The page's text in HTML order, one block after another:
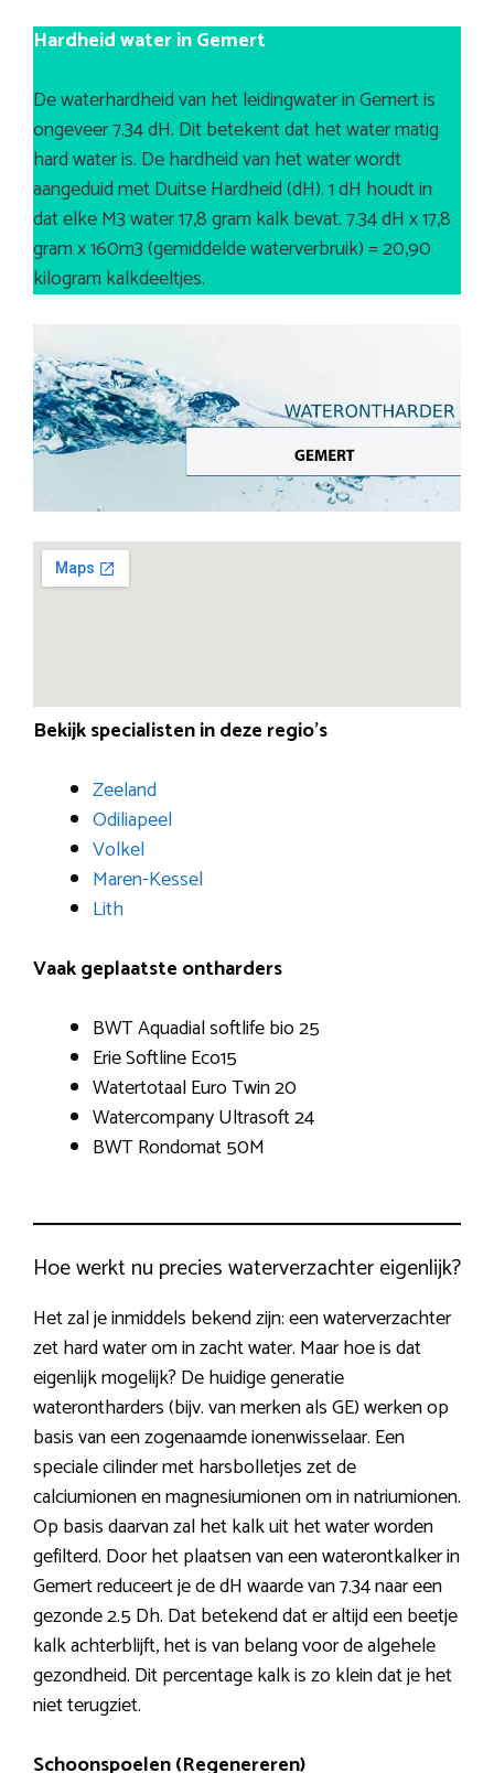
Hardheid water in Gemert
De waterhardheid van het leidingwater in Gemert is
ongeveer 7.34 dH. Dit betekent dat het water matig
hard water is. De hardheid van het water wordt
aangeduid met Duitse Hardheid (dH). 1 dH houdt in
dat elke M3 water 17,8 gram kalk bevat. 7.34 dH x 17,8
gram x 160m3 (gemiddelde waterverbruik) = 20,90
kilogram kalkdeeltjes.
Bekijk specialisten in deze regio’s
Zeeland
Odiliapeel
Volkel
Maren-Kessel
Lith
Vaak geplaatste ontharders
BWT Aquadial softlife bio 25
Erie Softline Eco15
Watertotaal Euro Twin 20
Watercompany Ultrasoft 24
BWT Rondomat 50M
Hoe werkt nu precies waterverzachter eigenlijk?
Het zal je inmiddels bekend zijn: een waterverzachter
zet hard water om in zacht water. Maar hoe is dat
eigenlijk mogelijk? De huidige generatie
waterontharders (bijv. van merken als GE) werken op
basis van een zogenaamde ionenwisselaar. Een
speciale cilinder met harsbolletjes zet de
calciumionen en magnesiumionen om in natriumionen.
Op basis daarvan zal het kalk uit het water worden
gefilterd. Door het plaatsen van een waterontkalker in
Gemert reduceert je de dH waarde van 7.34 naar een
gezonde 2.5 Dh. Dat betekend dat er altijd een beetje
kalk achterblijft, het is van belang voor de algehele
gezondheid. Dit percentage kalk is zo klein dat je het
niet terugziet.
Schoonspoelen (Regenereren)